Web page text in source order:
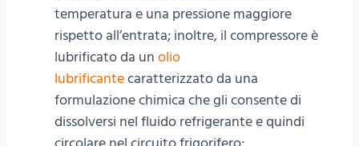
temperatura e una pressione maggiore
rispetto all’entrata; inoltre, il compressore è
lubrificato da un olio
lubrificantecaratterizzato da una
formulazione chimica che gli consente di
dissolversi nel fluido refrigerante e quindi